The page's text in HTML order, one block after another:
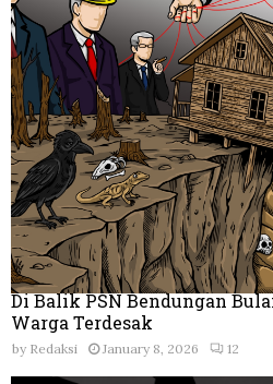
Di Balik PSN Bendungan
Warga Terdesak
by Redaksi January 8, 2026 12